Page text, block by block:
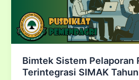
Bimtek Sistem Pelaporan
Terintegrasi SIMAK